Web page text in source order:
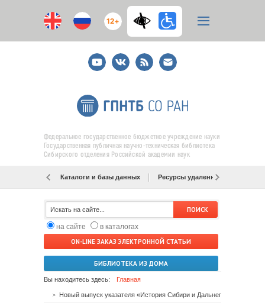
12+
YoutubeВКонтакте
RSS
E-
mail
подписка
Федеральное государственное бюджетное учреждение науки
Государственная публичная научно-техническая библиотека
Сибирского отделения Российской академии наук
Каталоги и базы данных Ресурсы удаленного доступа
на сайте
в каталогах
ON-LINE ЗАКАЗ ЭЛЕКТРОННОЙ СТАТЬИ
БИБЛИОТЕКА ИЗ ДОМА
Вы находитесь здесь: Главная